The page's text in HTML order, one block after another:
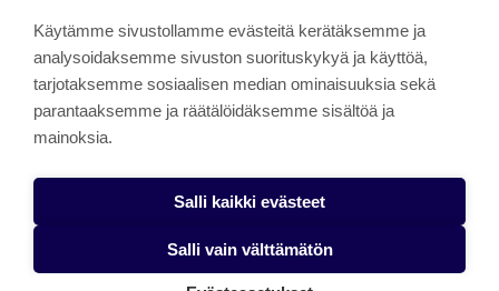
päättynyt 11.9.2023.
About the site
Käyttöehdot
Saavutettavuusseloste
Alasottoilmoitus
Käytämme sivustollamme evästeitä kerätäksemme ja
analysoidaksemme sivuston suorituskykyä ja käyttöä,
tarjotaksemme sosiaalisen median ominaisuuksia sekä
parantaaksemme ja räätälöidäksemme sisältöä ja
mainoksia.
Salli kaikki evästeet
Salli vain välttämätön